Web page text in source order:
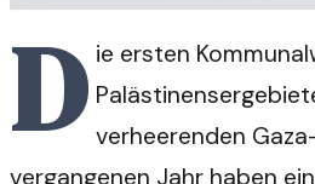
D ie ersten
verheerenden
vergangenen Jahr haben